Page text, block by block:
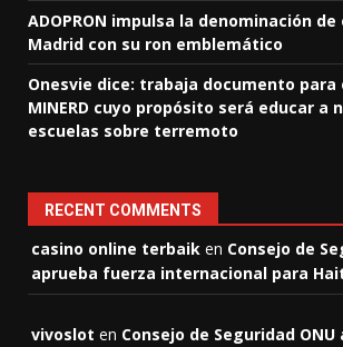
ADOPRON impulsa la denominación
Madrid con su ron emblemático
Onesvie dice: trabaja documento
MINERD cuyo propósito será educar a
escuelas sobre terremoto
RECENT COMMENTS
casino online terbaik en Consejo de
aprueba fuerza internacional para
vivoslot en Consejo de Seguridad